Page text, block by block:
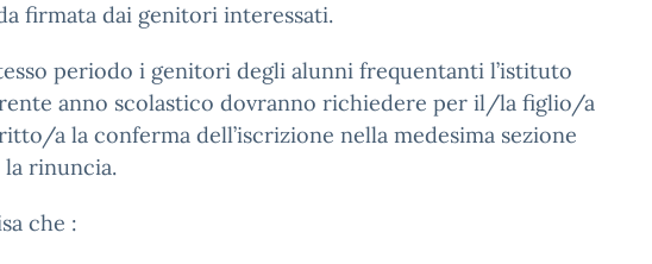
firmata dai genitori interessati.
periodo i genitori degli alunni frequentanti l’istituto
anno scolastico dovranno richiedere per il/la figlio/a
a la conferma dell’iscrizione nella medesima sezione
rinuncia.
che :